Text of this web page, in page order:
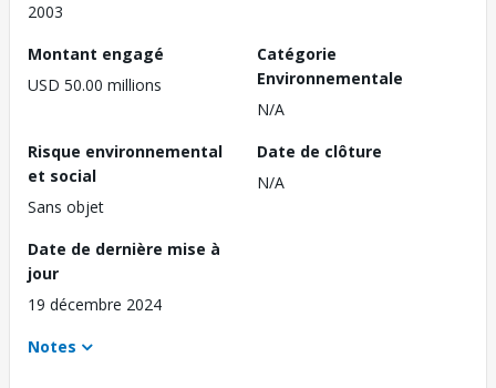
2003
Montant engagé
USD 50.00 millions
Catégorie
Environnementale
N/A
Risque environnemental
et social
Sans objet
Date de clôture
N/A
Date de dernière mise à
jour
19 décembre 2024
Notes